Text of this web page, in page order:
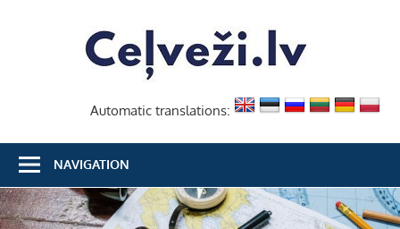
Automatic translations:
NAVIGATION